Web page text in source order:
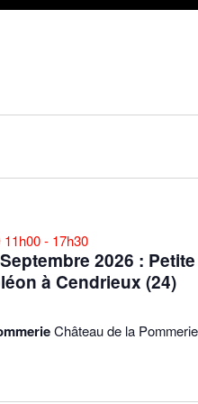
2026 :
à Cendrieux (24)
11h00- 17h30
Château de la